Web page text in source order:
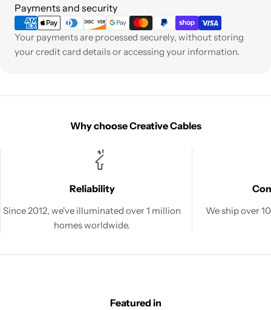
Payments and security
Payment
methods
Your payments are processed securely, without storing
your credit card details or accessing your information.
Why choose Creative Cables
Reliability
Since 2012, we've illuminated over 1 million
homes worldwide.
We ship over
Featured in